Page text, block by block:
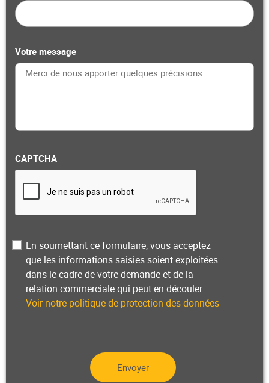
Votre message
CAPTCHA
Privacy
En soumettant ce formulaire, vous acceptez
que les informations saisies soient exploitées
dans le cadre de votre demande et de la
relation commerciale qui peut en découler.
Voir notre politique de protection des données
Envoyer